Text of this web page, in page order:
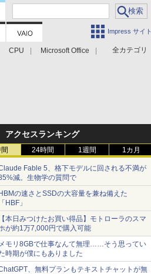
Impress サイト
全カテゴリ
CPU Microsoft Office
アクセスランキング
24時間 1週間 1カ月
Fable 5、格下モデルに回される不満が
減。生物学の質問で
の速さとSSDの大容量を兼ね備えた
HBF」
本日みつけたお買い得品】モトローラのスマ
が約1万7,000円で購入可能
モリ8GBで仕事なんて無理……そう思ってい
時期が僕にもありました
、無料プランもテキストチャットが無